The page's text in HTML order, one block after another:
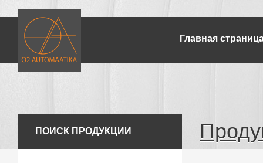
Главная
ПОИСК ПРОДУКЦИИ